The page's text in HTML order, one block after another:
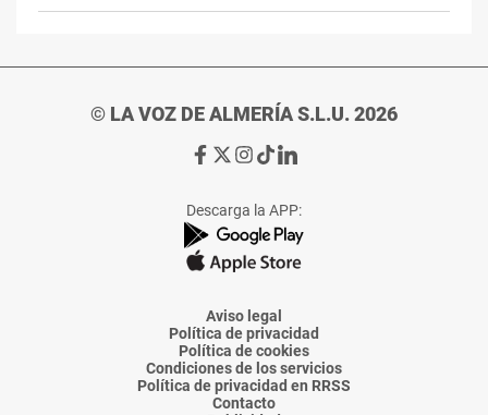
© LA VOZ DE ALMERÍA S.L.U. 2026
Ir
de
La
Voz
Almería
Ir
de
La
Voz
Almería
Ir
de
La
Voz
Almería
Ir
de
La
Voz
Almería
Ir
de
La
Voz
Descarga la APP:
Aviso legal
Política de privacidad
Política de cookies
Condiciones de los servicios
Política de privacidad en RRSS
Contacto